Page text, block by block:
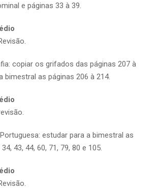
e páginas 33 à 39.
copiar os grifados das páginas 207 à
bimestral as páginas 206 à 214.
estudar para a bimestral as
43, 44, 60, 71, 79, 80 e 105.